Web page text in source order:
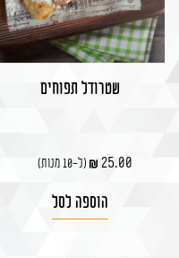
שטרודל תפוחים
25.00 (ל-10 מנות)
הוספה לסל